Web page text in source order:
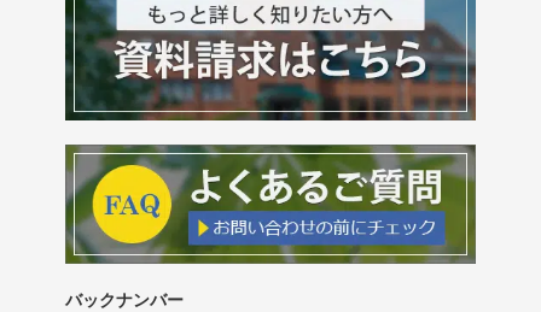
バックナンバー